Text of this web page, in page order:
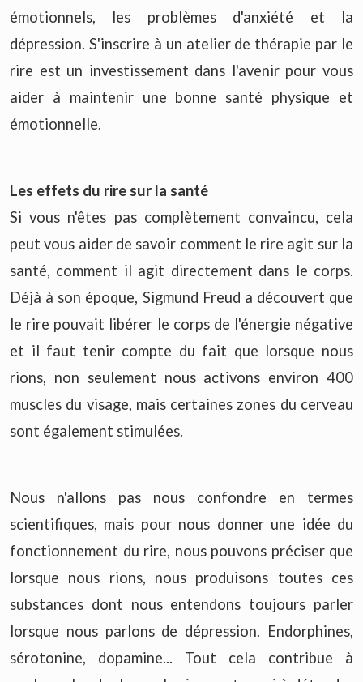
émotionnels, les problèmes d'anxiété et la
dépression. S'inscrire à un atelier de thérapie par le
rire est un investissement dans l'avenir pour vous
aider à maintenir une bonne santé physique et
émotionnelle.
Les effets du rire sur la santé
Si vous n'êtes pas complètement convaincu, cela
peut vous aider de savoir comment le rire agit sur la
santé, comment il agit directement dans le corps.
Déjà à son époque, Sigmund Freud a découvert que
le rire pouvait libérer le corps de l'énergie négative
et il faut tenir compte du fait que lorsque nous
rions, non seulement nous activons environ 400
muscles du visage, mais certaines zones du cerveau
sont également stimulées.
Nous n'allons pas nous confondre en termes
scientifiques, mais pour nous donner une idée du
fonctionnement du rire, nous pouvons préciser que
lorsque nous rions, nous produisons toutes ces
substances dont nous entendons toujours parler
lorsque nous parlons de dépression. Endorphines,
sérotonine, dopamine... Tout cela contribue à